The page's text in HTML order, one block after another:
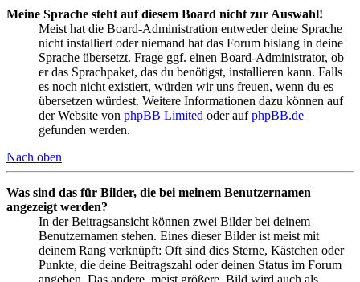
Meine Sprache steht auf diesem Board nicht zur Auswahl!
Meist hat die Board-Administration entweder deine Sprache
nicht installiert oder niemand hat das Forum bislang in deine
Sprache übersetzt. Frage ggf. einen Board-Administrator, ob
er das Sprachpaket, das du benötigst, installieren kann. Falls
es noch nicht existiert, würden wir uns freuen, wenn du es
übersetzen würdest. Weitere Informationen dazu können auf
der Website von phpBB Limited oder aufphpBB.de
gefunden werden.
Nach oben
Was sind das für Bilder, die bei meinem Benutzernamen
angezeigt werden?
In der Beitragsansicht können zwei Bilder bei deinem
Benutzernamen stehen. Eines dieser Bilder ist meist mit
deinem Rang verknüpft: Oft sind dies Sterne, Kästchen oder
Punkte, die deine Beitragszahl oder deinen Status im Forum
angeben. Das andere, meist größere, Bild wird auch als